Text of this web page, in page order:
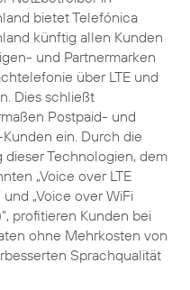
bietet Telefónica
künftig allen Kunden
und Partnermarken
über LTE und
Dies schließt
Postpaid- und
ein. Durch die
dieser Technologien, dem
„Voice over LTE
und „Voice over WiFi
profitieren Kunden bei
ohne Mehrkosten von
Sprachqualität